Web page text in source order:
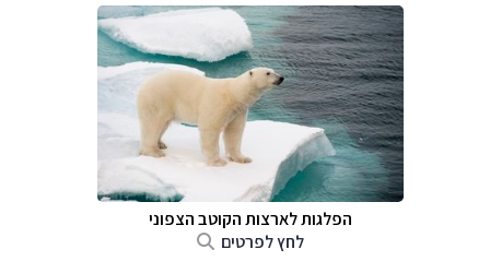
הפלגות לארצות הקוטב הצפוני
לחץ לפרטים